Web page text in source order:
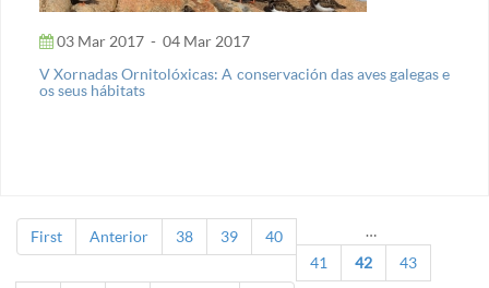
03 Mar 2017 - 04 Mar 2017
V Xornadas Ornitolóxicas: A conservación das aves galegas e
os seus hábitats
Páginas
First Anterior …
38 39
40
41
42
43